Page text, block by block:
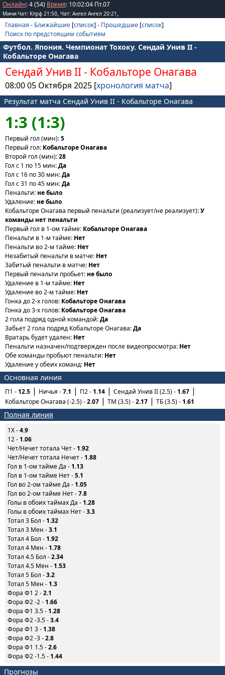
Онлайн: 4 (54) Время: 10:02:04 Пт.07
Мини-Чат: Кпрф 21:50, Чат: Ангел Ангел 20:21 ,
Главная - Ближайшие [список] - Прошедшие [список]
Поиск по предстоящим событиям
Футбол. Япония. Чемпионат Тохоку. Сендай Унив II -
Кобальторе Онагава
Сендай Унив II- Кобальторе Онагава
08:00 05 Октября 2025 [хронология матча]
Результат матча Сендай Унив II - Кобальторе Онагава
1:3 (1:3)
Первый гол (мин):5
Первый гол: Кобальторе Онагава
Второй гол (мин):28
Гол с 1 по 15 мин:Да
Гол с 16 по 30 мин:Да
Гол с 31 по 45 мин:Да
Пенальти: не было
Удаление: не было
Кобальторе Онагава первый пенальти (реализует/не реализует):У
команды нет пенальти
Первый гол в 1-ом тайме: Кобальторе Онагава
Пенальти в 1-м тайме: Нет
Пенальти во 2-м тайме: Нет
Незабитый пенальти в матче: Нет
Забитый пенальти в матче: Нет
Первый пенальти пробьет: не было
Удаление в 1-м тайме: Нет
Удаление во 2-м тайме: Нет
Гонка до 2-х голов: Кобальторе Онагава
Гонка до 3-х голов: Кобальторе Онагава
2 гола подряд одной командой:Да
Забьет 2 гола подряд Кобальторе Онагава:Да
Вратарь будет удален: Нет
Пенальти назначен/подтвержден после видеопросмотра: Нет
Обе команды пробьют пенальти: Нет
Удаление у обеих команд: Нет
Основная линия
П1 -12.5 Ничья -7.1 П2 -1.14 Сендай Унив II (2.5) -1.67
Кобальторе Онагава (-2.5) -2.07 ТМ (3.5) -2.17 ТБ (3.5) -1.61
Полная линия
1X -4.9
12 - 1.06
Чет/Нечет тотала Чет - 1.92
Чет/Нечет тотала Нечет - 1.88
Гол в 1-ом тайме Да - 1.13
Гол в 1-ом тайме Нет -5.1
Гол во 2-ом тайме Да - 1.05
Гол во 2-ом тайме Нет -7.8
Голы в обоих таймах Да - 1.28
Голы в обоих таймах Нет -3.3
Тотал 3 Бол - 1.32
Тотал 3 Мен -3.1
Тотал 4 Бол - 1.92
Тотал 4 Мен - 1.78
Тотал 4.5 Бол -2.34
Тотал 4.5 Мен - 1.53
Тотал 5 Бол -3.2
Тотал 5 Мен - 1.3
Фора Ф1 2 -2.1
Фора Ф2 -2 - 1.66
Фора Ф1 3.5 - 1.28
Фора Ф2 -3.5 -3.4
Фора Ф1 3 - 1.38
Фора Ф2 -3 -2.8
Фора Ф1 1.5 -2.6
Фора Ф2 -1.5 - 1.44
Прогнозы